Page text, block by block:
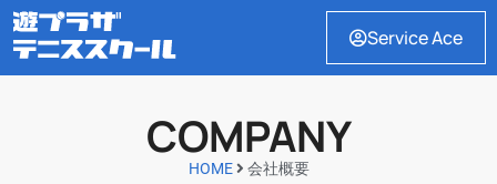
Service Ace
COMPANY
HOME 会社概要